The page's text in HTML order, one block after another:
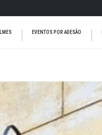
EVENTOS POR ADESÃO